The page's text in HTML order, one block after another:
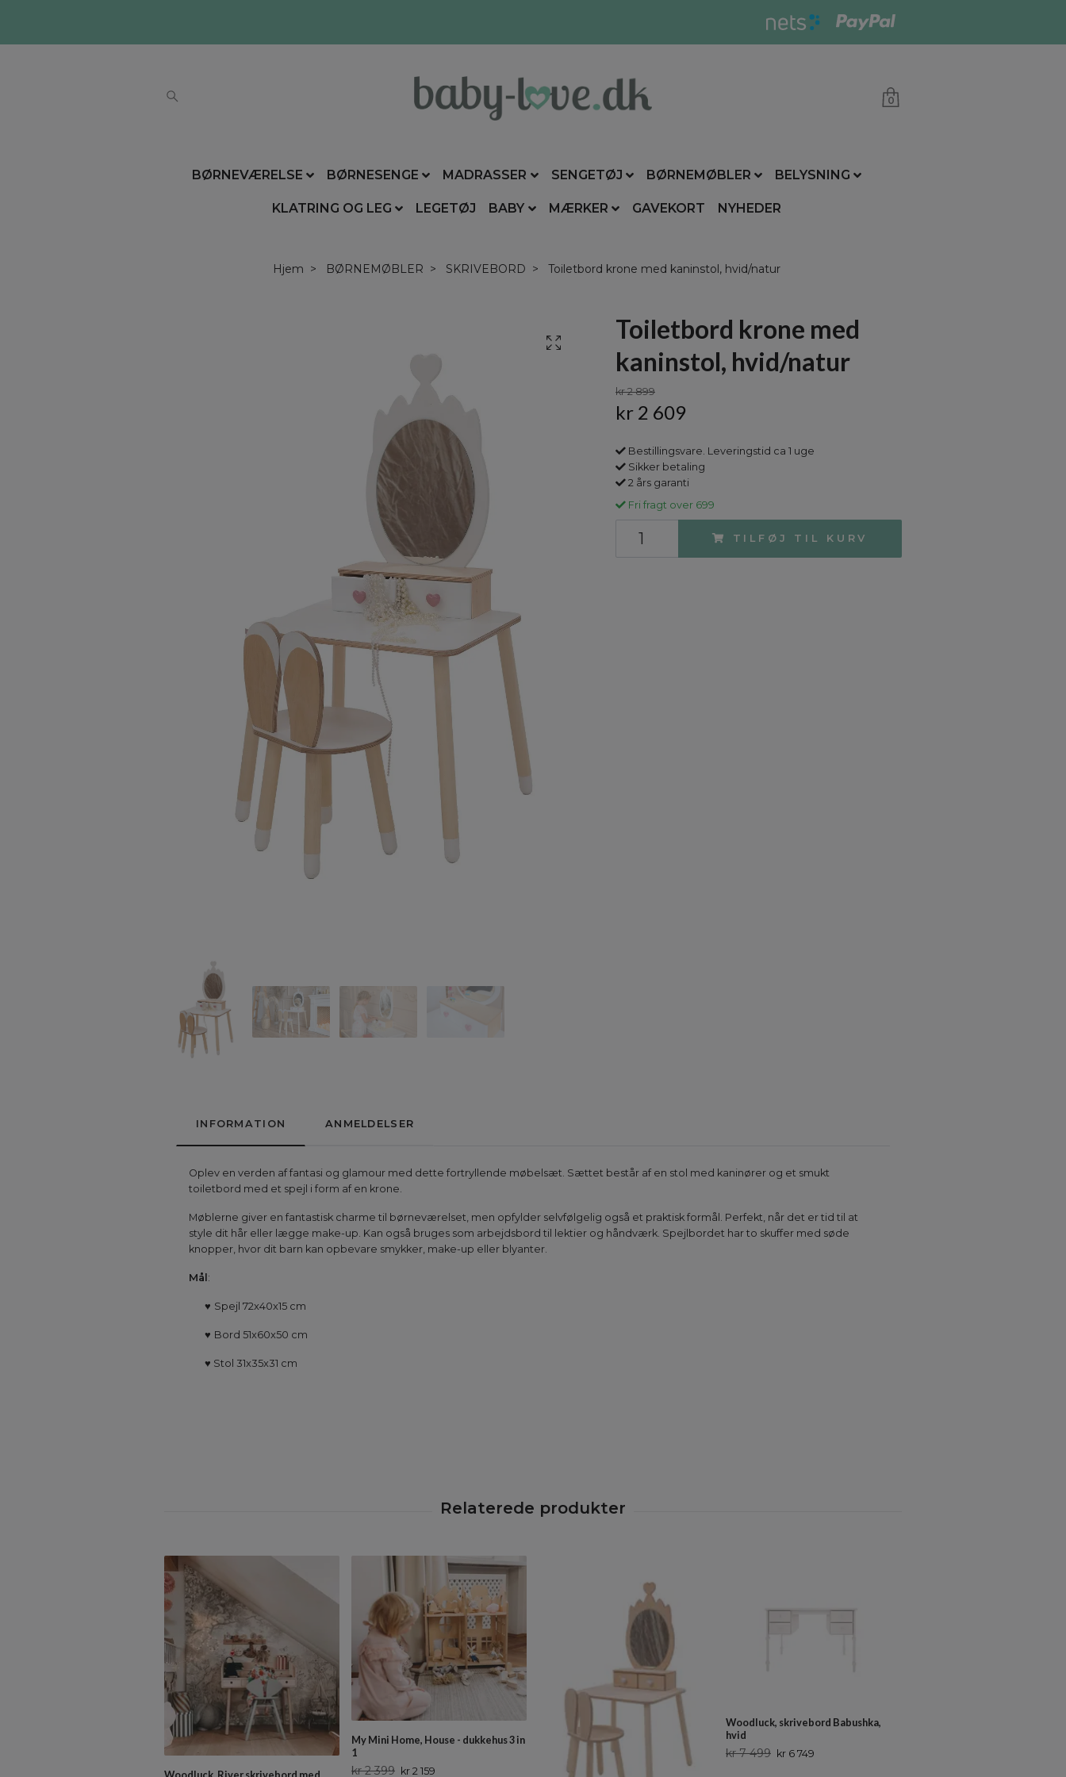
0
BØRNEVÆRELSE BØRNESENGE MADRASSER SENGETØJ BØRNEMØBLER BELYSNING
KLATRING OG LEG LEGETØJ BABY MÆRKER GAVEKORT NYHEDER
Hjem BØRNEMØBLER SKRIVEBORD Toiletbord krone med kaninstol, hvid/natur
Toiletbord krone med
kaninstol, hvid/natur
kr 2 899
kr 2 609
Bestillingsvare. Leveringstid ca 1 uge
Sikker betaling
2 års garanti
Fri fragt over 699
TILFØJ TIL KURV
INFORMATION ANMELDELSER
Oplev en verden af fantasi og glamour med dette fortryllende møbelsæt. Sættet består af en stol med kaninører og et smukt
toiletbord med et spejl i form af en krone.
Møblerne giver en fantastisk charme til børneværelset, men opfylder selvfølgelig også et praktisk formål. Perfekt, når det er tid til at
style dit hår eller lægge make-up. Kan også bruges som arbejdsbord til lektier og håndværk. Spejlbordet har to skuffer med søde
knopper, hvor dit barn kan opbevare smykker, make-up eller blyanter.
Mål :
♥ Spejl 72x40x15 cm
♥ Bord 51x60x50 cm
♥ Stol 31x35x31 cm
Woodluck, River skrivebord med
My Mini Home, House - dukkehus 3 in
1
kr 2 399 kr 2 159
Woodluck, skrivebord Babushka,
hvid
kr 7 499 kr 6 749